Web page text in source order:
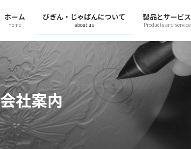
ホーム
Home
びぎん・じゃぱんについて
about us
製品とサービス
Products and service
会社案内